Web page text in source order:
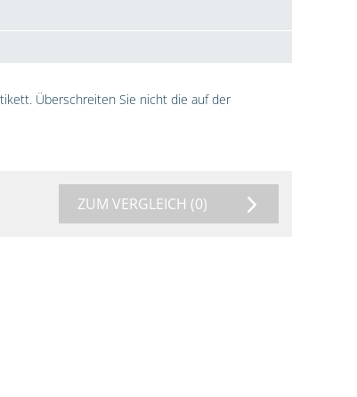
Überschreiten Sie nicht die auf der
ZUM VERGLEICH (0)